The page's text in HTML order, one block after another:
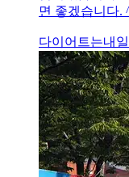
면 좋겠습니다.
다이어트는내